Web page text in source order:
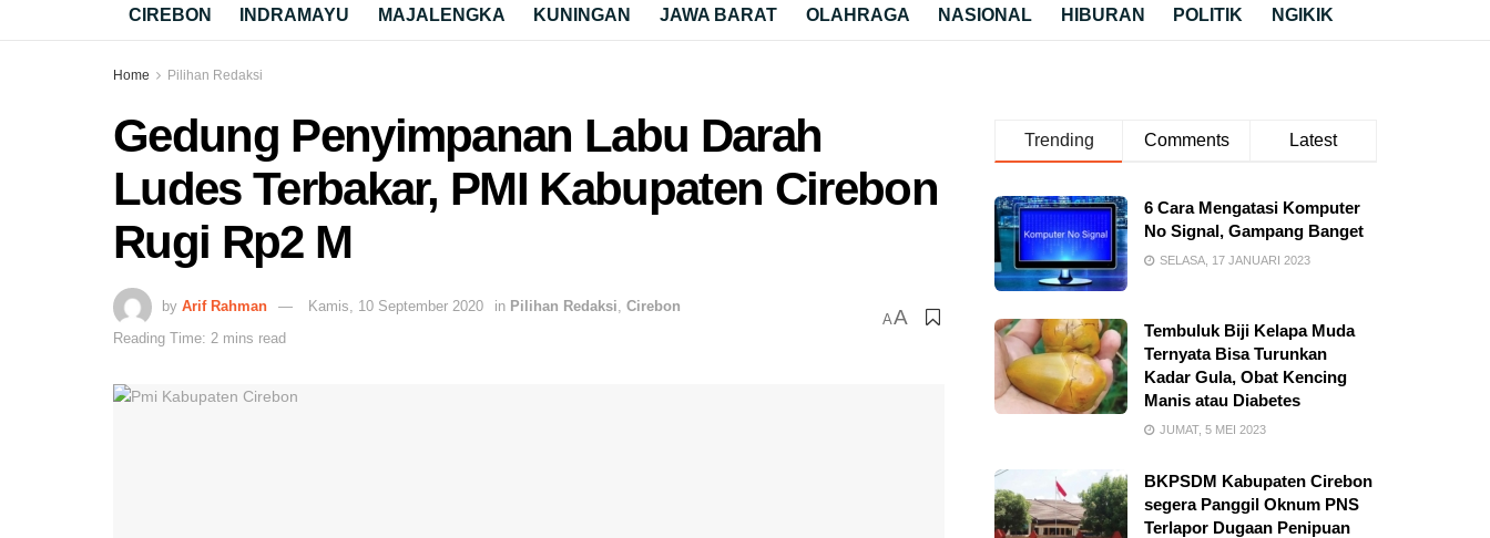
CIREBON INDRAMAYU MAJALENGKA KUNINGAN JAWA BARAT OLAHRAGA NASIONAL HIBURAN POLITIK NGIKIK
Home Pilihan Redaksi
Gedung Penyimpanan Labu Darah
Ludes Terbakar, PMI Kabupaten Cirebon
Rugi Rp2 M
by Arif Rahman Kamis, 10 September 2020 in Pilihan Redaksi Cirebon
Reading Time: 2 mins read
AA
Trending Comments Latest
6 Cara Mengatasi Komputer
No Signal, Gampang Banget
SELASA, 17 JANUARI 2023
Tembuluk Biji Kelapa Muda
Ternyata Bisa Turunkan
Kadar Gula, Obat Kencing
Manis atau Diabetes
JUMAT, 5 MEI 2023
BKPSDM Kabupaten Cirebon
segera Panggil Oknum PNS
Terlapor Dugaan Penipuan